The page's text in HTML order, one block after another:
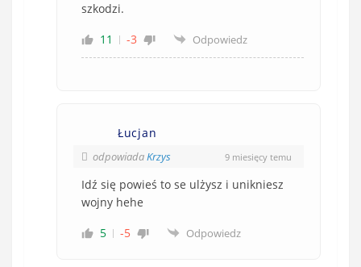
szkodzi.
11
-3 Odpowiedz
Łucjan
odpowiadaKrzys 9 miesięcy temu
Idź się powieś to se ulżysz i unikniesz
wojny hehe
5
-5 Odpowiedz